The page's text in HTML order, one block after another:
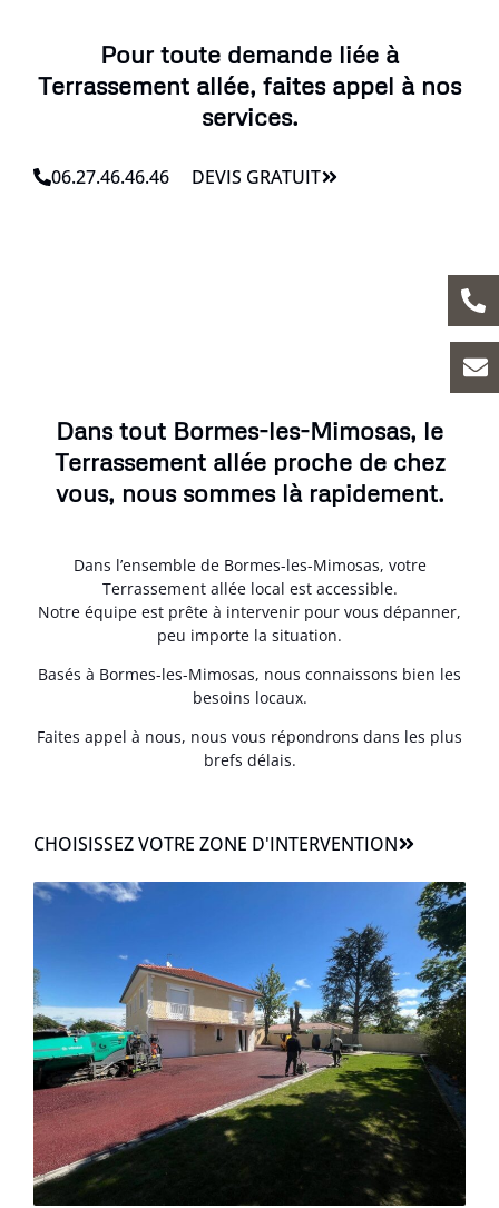
Pour toute demande liée à
Terrassement allée, faites appel à nos
services.
06.27.46.46.46 DEVIS GRATUIT
Dans tout Bormes-les-Mimosas, le
Terrassement allée proche de chez
vous, nous sommes là rapidement.
Dans l’ensemble de Bormes-les-Mimosas, votre
Terrassement allée local est accessible.
Notre équipe est prête à intervenir pour vous dépanner,
peu importe la situation.
Basés à Bormes-les-Mimosas, nous connaissons bien les
besoins locaux.
Faites appel à nous, nous vous répondrons dans les plus
brefs délais.
CHOISISSEZ VOTRE ZONE D'INTERVENTION